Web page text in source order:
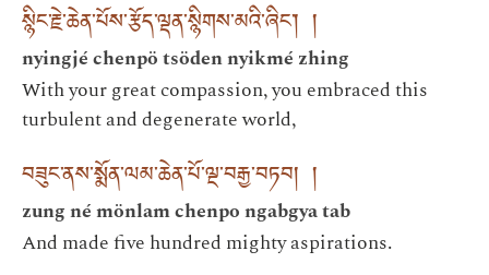
སྙིང་རྗེ་ཆེན་པོས་རྩོད་ལྡན་སྙིགས་མའི་ཞིང་། །
nyingjé chenpö tsöden nyikmé zhing
With your great compassion, you embraced this
turbulent and degenerate world,
བཟུང་ནས་སྨོན་ལམ་ཆེན་པོ་ལྔ་བརྒྱ་བཏབ། །
zung né mönlam chenpo ngabgya tab
And made five hundred mighty aspirations.